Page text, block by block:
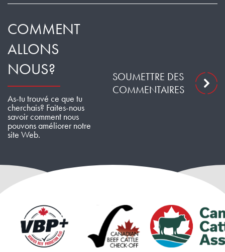
COMMENT
ALLONS
NOUS?
As-tu trouvé ce que tu
cherchais? Faites-nous
savoir comment nous
pouvons améliorer notre
site Web.
SOUMETTRE DES
COMMENTAIRES